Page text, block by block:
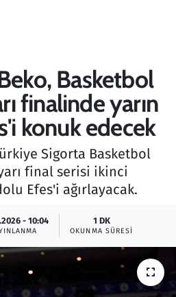
Basketbol
finalinde yarın
konuk edecek
Sigorta Basketbol
final serisi ikinci
Efes'i ağırlayacak.
- 10:04 1 DK
OKUNMA SÜRESI